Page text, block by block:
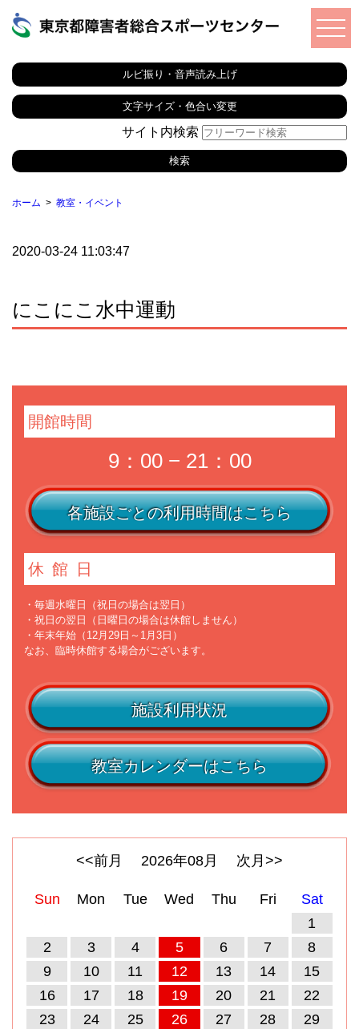
ルビ振り・音声読み上げ
文字サイズ・色合い変更
サイト内検索
ホーム 教室・イベント
2020-03-24 11:03:47
にこにこ水中運動
開館時間
9：00 − 21：00
各施設ごとの利用時間はこちら
休館日
・毎週水曜日（祝日の場合は翌日）
・祝日の翌日（日曜日の場合は休館しません）
・年末年始（12月29日～1月3日）
なお、臨時休館する場合がございます。
施設利用状況
教室カレンダーはこちら
<<前月 2026年08月 次月>>
Sun Mon Tue Wed Thu Fri
Sat
1
2
3 4 5 6 7
8
9
10 11 12 13 14
15
16
17 18 19 20 21
22
23
24 25 26 27 28
29